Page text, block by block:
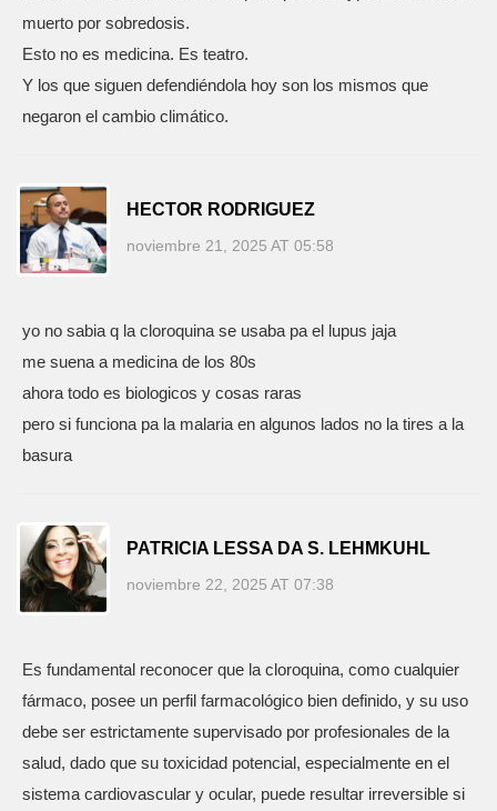
muerto por sobredosis.
Esto no es medicina. Es teatro.
Y los que siguen defendiéndola hoy son los mismos que
negaron el cambio climático.
HECTOR RODRIGUEZ
noviembre 21, 2025 AT 05:58
yo no sabia q la cloroquina se usaba pa el lupus jaja
me suena a medicina de los 80s
ahora todo es biologicos y cosas raras
pero si funciona pa la malaria en algunos lados no la tires a la
basura
PATRICIA LESSA DA S. LEHMKUHL
noviembre 22, 2025 AT 07:38
Es fundamental reconocer que la cloroquina, como cualquier
fármaco, posee un perfil farmacológico bien definido, y su uso
debe ser estrictamente supervisado por profesionales de la
salud, dado que su toxicidad potencial, especialmente en el
sistema cardiovascular y ocular, puede resultar irreversible si